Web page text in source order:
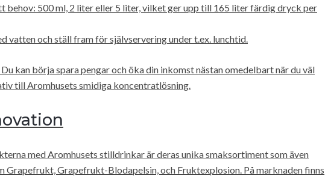
behov: 500 ml, 2 liter eller 5 liter, vilket ger upp till 165 liter färdig dryck per
vatten och ställ fram för självservering under t.ex. lunchtid.
kan börja spara pengar och öka din inkomst nästan omedelbart när du väl
till Aromhusets smidiga koncentratlösning.
med Aromhusets stilldrinkar är deras unika smaksortiment som även
Grapefrukt, Grapefrukt-Blodapelsin, och Fruktexplosion. På marknaden finns